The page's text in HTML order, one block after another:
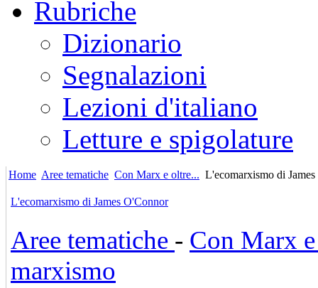
Rubriche
Dizionario
Segnalazioni
Lezioni d'italiano
Letture e spigolature
Home Aree tematiche Con Marx e oltre... L'ecomarxismo di
L'ecomarxismo di James O'Connor
Aree tematiche - Con Marx
marxismo